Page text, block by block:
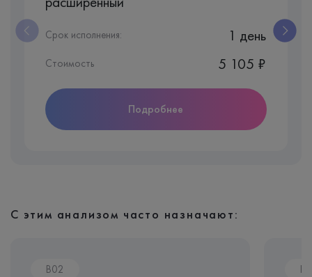
Срок исполнения: 1 день
Стоимость 5 105 ₽
Подробнее
С этим анализом часто назначают:
B02